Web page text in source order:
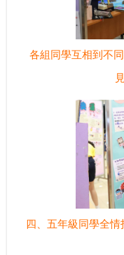
各組同學互相到不
四、五年級同學全